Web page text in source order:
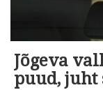
Jõgeva
puud, juht